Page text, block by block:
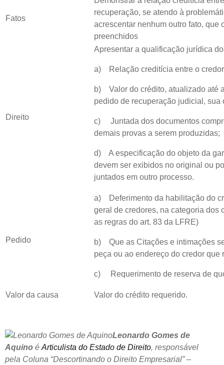
Fatos
recuperação, se atendo à
acrescentar nenhum outro fato,
preenchidos
Direito
Apresentar a qualificação jurídica
a) Relação creditícia entre o
b) Valor do crédito, atualizado até
pedido de recuperação judicial, sua
c) Juntada dos documentos
demais provas a serem produzidas;
d) A especificação do objeto da
devem ser exibidos no original ou
juntados em outro processo.
Pedido
a) Deferimento da habilitação do
geral de credores, na categoria dos
as regras do art. 83 da LFRE)
b) Que as Citações e intimações
peça ou ao endereço do credor
c) Requerimento de reserva de
Valor da causa Valor do crédito requerido.
Leonardo Gomes de
Aquino é Articulista do Estado de Direito, responsável
pela Coluna “Descortinando o Direito Empresarial” –